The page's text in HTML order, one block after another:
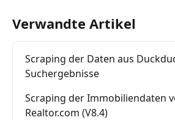
Verwandte Artikel
Scraping der Daten aus
Suchergebnisse
Scraping der Immobiliendaten
Realtor.com (V8.4)